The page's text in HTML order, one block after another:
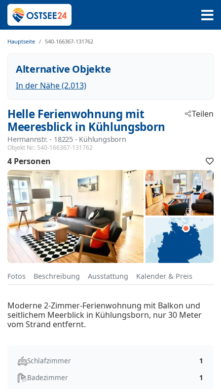
Hauptseite 540-166367-131762
Alternative Objekte
In der Nähe (2.013)
Helle Ferienwohnung mit
Meeresblick in Kühlungsborn
Hermannstr. - 18225 - Kühlungsborn
Objekt Nr.: 540-166367-131762
Teilen
4 Personen
Fotos Beschreibung Ausstattung Kalender & Preis
Moderne 2-Zimmer-Ferienwohnung mit Balkon und
seitlichem Meerblick in Kühlungsborn, nur 30 Meter
vom Strand entfernt.
Schlafzimmer
1
Badezimmer
1